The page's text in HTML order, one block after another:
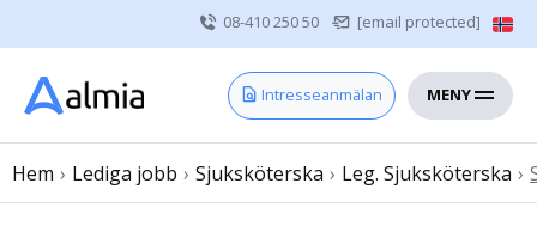
08-410 250 50 [email protected]
Intresseanmälan MENY
Hem
Vårdgivare
Om oss
Hem › Lediga jobb › Sjuksköterska › Leg. Sjuksköterska ›